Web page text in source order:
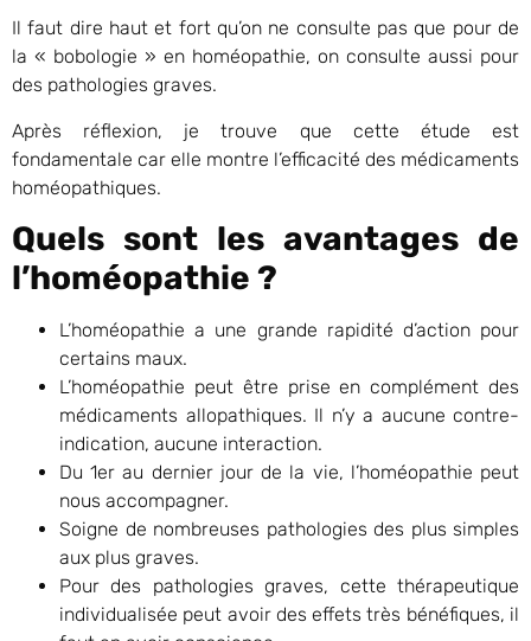
Il faut dire haut et fort qu’on ne consulte pas que pour de
la « bobologie » en homéopathie, on consulte aussi pour
des pathologies graves.
Après réflexion, je trouve que cette étude est
fondamentale car elle montre l’efficacité des médicaments
homéopathiques.
Quels sont les avantages de
l’homéopathie ?
L’homéopathie a une grande rapidité d’action pour
certains maux.
L’homéopathie peut être prise en complément des
médicaments allopathiques. Il n’y a aucune contre-
indication, aucune interaction.
Du 1er au dernier jour de la vie, l’homéopathie peut
nous accompagner.
Soigne de nombreuses pathologies des plus simples
aux plus graves.
Pour des pathologies graves, cette thérapeutique
individualisée peut avoir des effets très bénéfiques, il